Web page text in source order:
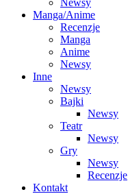
Newsy
Manga/Anime
Recenzje
Manga
Anime
Newsy
Inne
Newsy
Bajki
Newsy
Teatr
Newsy
Gry
Newsy
Recenzje
Kontakt